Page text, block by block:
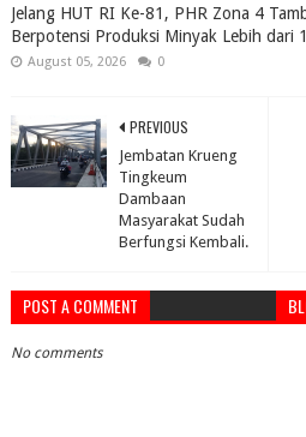
Jelang HUT RI Ke-81, PHR Zona 4
Berpotensi Produksi Minyak Lebih dari
August 05, 2026 0
PREVIOUS
Jembatan Krueng
Tingkeum
Dambaan
Masyarakat Sudah
Berfungsi Kembali.
POST A COMMENT
No comments